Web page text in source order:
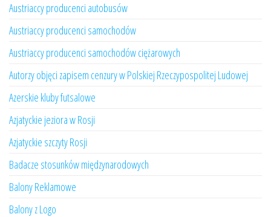
Austriaccy producenci autobusów
Austriaccy producenci samochodów
Austriaccy producenci samochodów ciężarowych
Autorzy objęci zapisem cenzury w Polskiej Rzeczypospolitej Ludowej
Azerskie kluby futsalowe
Azjatyckie jeziora w Rosji
Azjatyckie szczyty Rosji
Badacze stosunków międzynarodowych
Balony Reklamowe
Balony z Logo